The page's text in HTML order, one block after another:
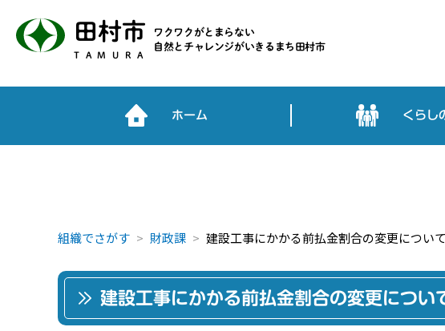
田村市
TAMURA
ワクワクがとまらない
自然とチャレンジがいきるまち田村市
ホーム くらし
組織でさがす 財政課 建設工事にかかる前払金割合の変更につい
建設工事にかかる前払金割合の変更につい